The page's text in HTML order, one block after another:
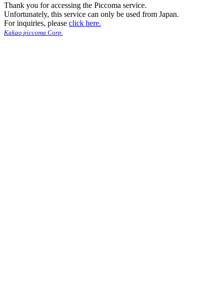
Thank you for accessing the Piccoma service.
Unfortunately, this service can only be used from Japan.
For inquiries, please click here.
Kakao piccoma Corp.